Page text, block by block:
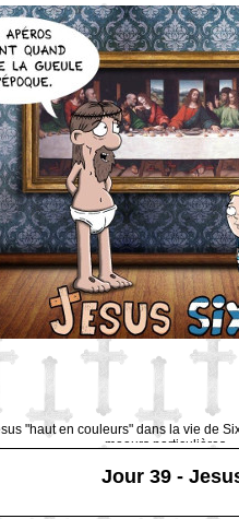
"haut en couleurs" dans la vie de
moeurs particulières
Jour 39 -